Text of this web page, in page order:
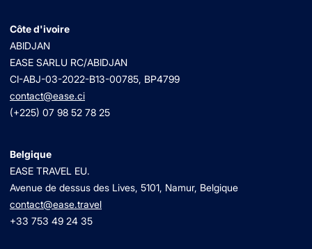
Côte d'ivoire
ABIDJAN
EASE SARLU RC/ABIDJAN
CI-ABJ-03-2022-B13-00785, BP4799
contact@ease.ci
(+225) 07 98 52 78 25
Belgique
EASE TRAVEL EU.
Avenue de dessus des Lives, 5101, Namur, Belgique
contact@ease.travel
+33 753 49 24 35